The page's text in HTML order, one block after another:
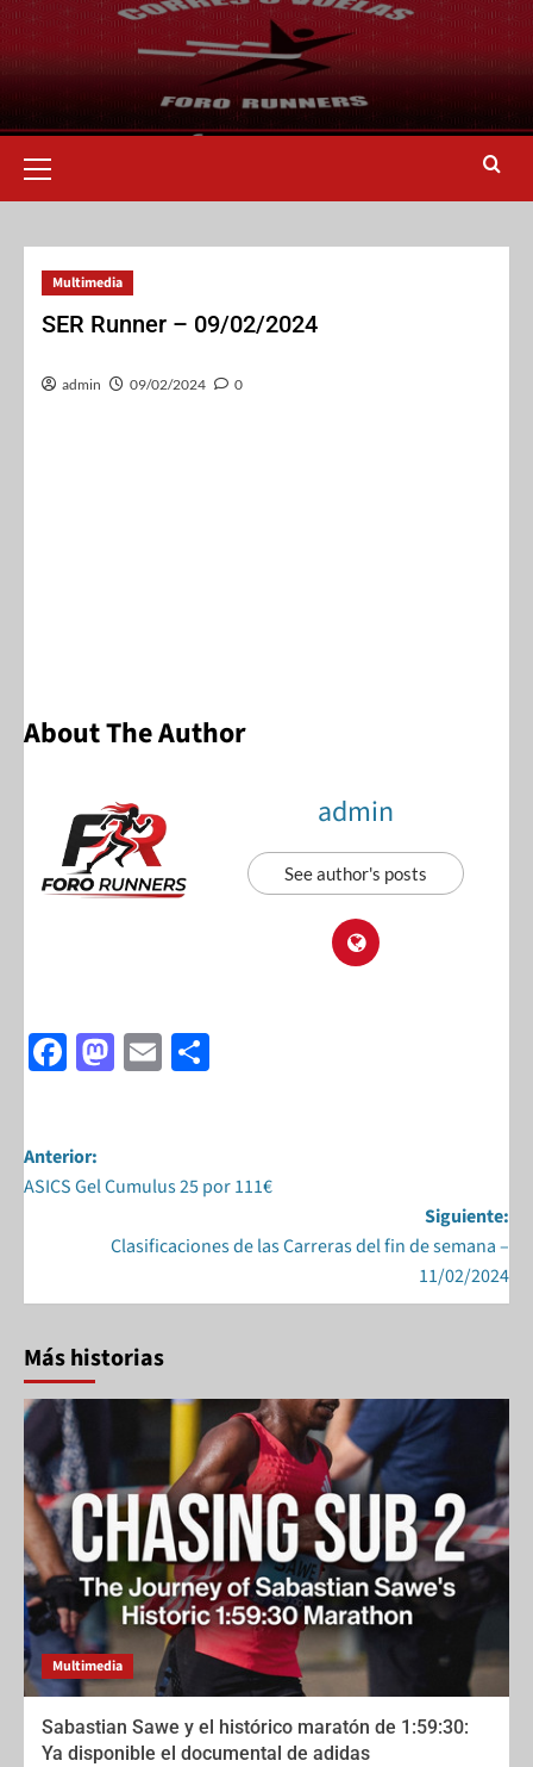
Multimedia
SER Runner – 09/02/2024
admin 09/02/2024 0
About The Author
admin
See author's posts
F
b
o
M
o
n
E
Anterior:
ASICS Gel Cumulus 25 por 111€
Siguiente:
Clasificaciones de las Carreras del fin de semana –
11/02/2024
Más historias
Multimedia
Sabastian Sawe y el histórico maratón de 1:59:30:
Ya disponible el documental de adidas